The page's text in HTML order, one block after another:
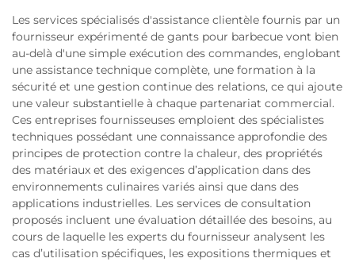
Les services spécialisés d'assistance clientèle fournis par un
fournisseur expérimenté de gants pour barbecue vont bien
au-delà d'une simple exécution des commandes, englobant
une assistance technique complète, une formation à la
sécurité et une gestion continue des relations, ce qui ajoute
une valeur substantielle à chaque partenariat commercial.
Ces entreprises fournisseuses emploient des spécialistes
techniques possédant une connaissance approfondie des
principes de protection contre la chaleur, des propriétés
des matériaux et des exigences d’application dans des
environnements culinaires variés ainsi que dans des
applications industrielles. Les services de consultation
proposés incluent une évaluation détaillée des besoins, au
cours de laquelle les experts du fournisseur analysent les
cas d’utilisation spécifiques, les expositions thermiques et